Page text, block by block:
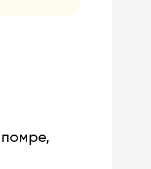
помре,